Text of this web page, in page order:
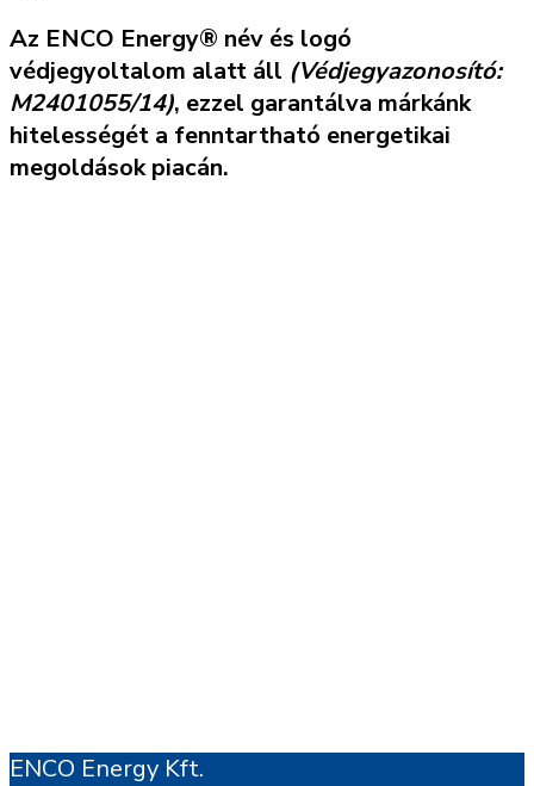
Az ENCO Energy® név és logó
védjegyoltalom alatt áll (Védjegyazonosító:
M2401055/14), ezzel garantálva márkánk
hitelességét a fenntartható energetikai
megoldások piacán.
ENCO Energy Kft.